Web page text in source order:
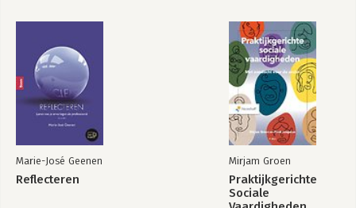
Marie-José Geenen
Reflecteren
Mirjam Groen
Praktijkgerichte
Sociale